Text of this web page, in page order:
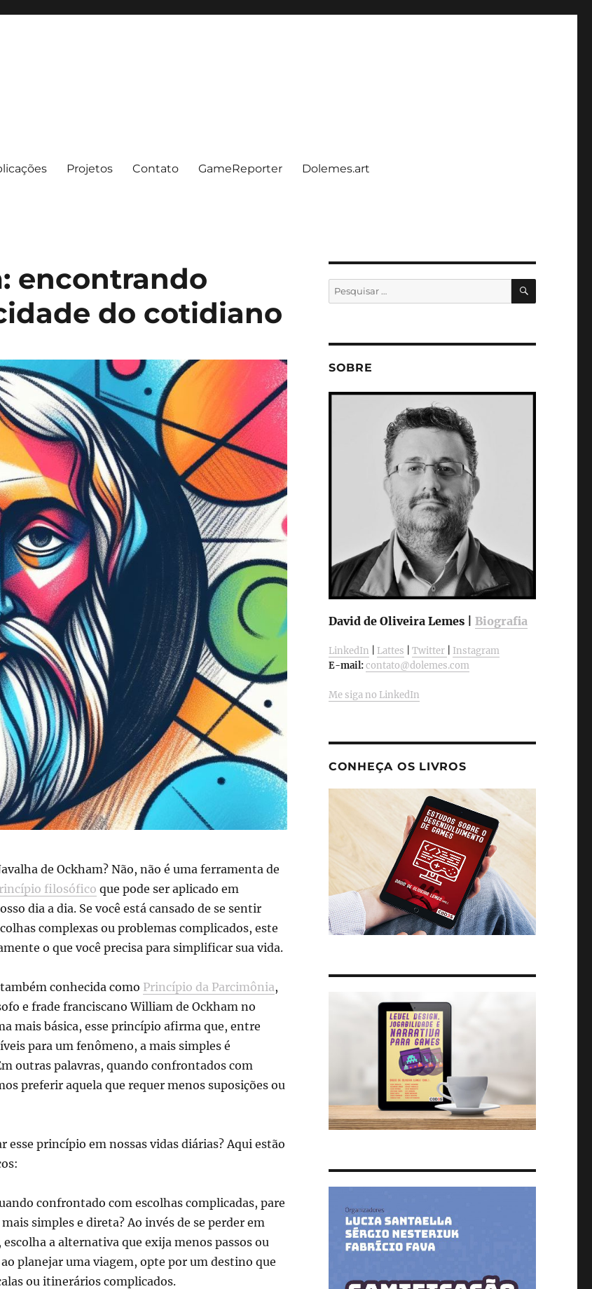
Projetos Contato GameReporter Dolemes.art
encontrando
do cotidiano
de Ockham? Não, não é uma ferramenta de
filosófico que pode ser aplicado em
dia a dia. Se você está cansado de se sentir
complexas ou problemas complicados, este
o que você precisa para simplificar sua vida.
conhecida como Princípio da Parcimônia,
e frade franciscano William de Ockham no
mais básica, esse princípio afirma que, entre
para um fenômeno, a mais simples é
outras palavras, quando confrontados com
preferir aquela que requer menos suposições ou
esse princípio em nossas vidas diárias? Aqui estão
confrontado com escolhas complicadas, pare
simples e direta? Ao invés de se perder em
a alternativa que exija menos passos ou
planejar uma viagem, opte por um destino que
ou itinerários complicados.
Pesquisar
por:
SOBRE
David de Oliveira Lemes | Biografia
LinkedIn Lattes Twitter
Instagram
E-mail:contato@dolemes.com
Me siga no LinkedIn
CONHEÇA OS LIVROS